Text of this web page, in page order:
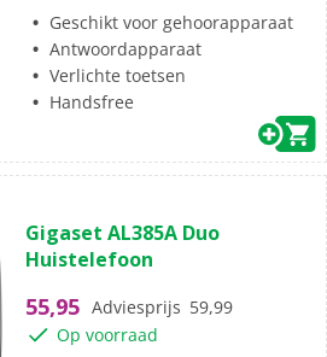
Geschikt voor gehoorapparaat
Antwoordapparaat
Verlichte toetsen
Handsfree
van
de
sterren.
Gigaset AL385A Duo
Huistelefoon
55,95 Adviesprijs 59,99
Op voorraad